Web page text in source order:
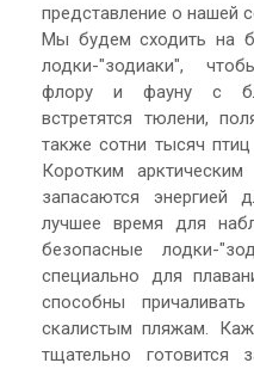
представление о нашей
Мы будем сходить на
лодки-"зодиаки",
флору и фауну с
встретятся тюлени,
также сотни тысяч
Коротким
запасаются
лучшее время для
безопасные лодки-
специально для
способны
скалистым пляжам.
тщательно